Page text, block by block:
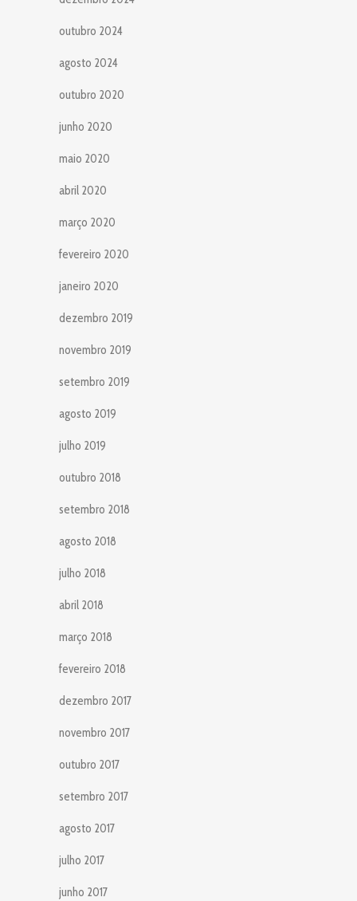
outubro 2024
agosto 2024
outubro 2020
junho 2020
maio 2020
abril 2020
março 2020
fevereiro 2020
janeiro 2020
dezembro 2019
novembro 2019
setembro 2019
agosto 2019
julho 2019
outubro 2018
setembro 2018
agosto 2018
julho 2018
abril 2018
março 2018
fevereiro 2018
dezembro 2017
novembro 2017
outubro 2017
setembro 2017
agosto 2017
julho 2017
junho 2017